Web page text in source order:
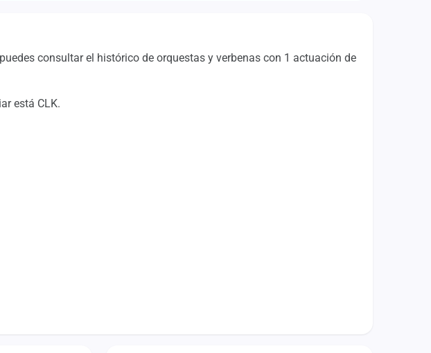
consultar el histórico de orquestas y verbenas con 1 actuación de
está CLK.